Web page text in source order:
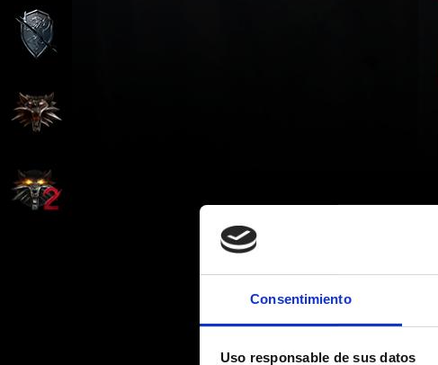
Consentimiento
Uso responsable de sus datos